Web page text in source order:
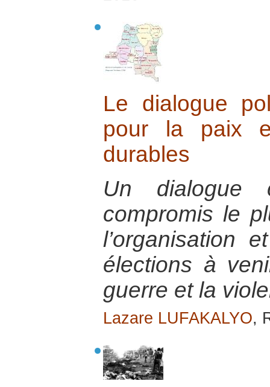
Le dialogue
pour la paix
durables
Un dialogue
compromis le
l’organisation
élections à
guerre et la
Lazare LUFAKALYO,